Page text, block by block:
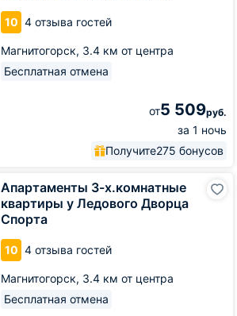
10 4 отзыва гостей
Магнитогорск, 3.4 км от центра
Бесплатная отмена
от5 509руб.
за 1 ночь
Получите275 бонусов
Апартаменты 3-х.комнатные
квартиры у Ледового Дворца
Спорта
10 4 отзыва гостей
Магнитогорск, 3.4 км от центра
Бесплатная отмена